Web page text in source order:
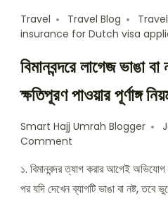
Travel Travel Blog
insurance for Dutch visa
বিমানবন্দরে লাগেজ ভাঙা
ক্ষতিপূরণ পাওয়ার পূর্ণাঙ্গ
Smart Hajj Umrah Blogger
Comment
১. বিমানবন্দর ত্যাগ করার আগেই
পর যদি দেখেন ব্যাগটি ভাঙা বা নষ্ট, তবে